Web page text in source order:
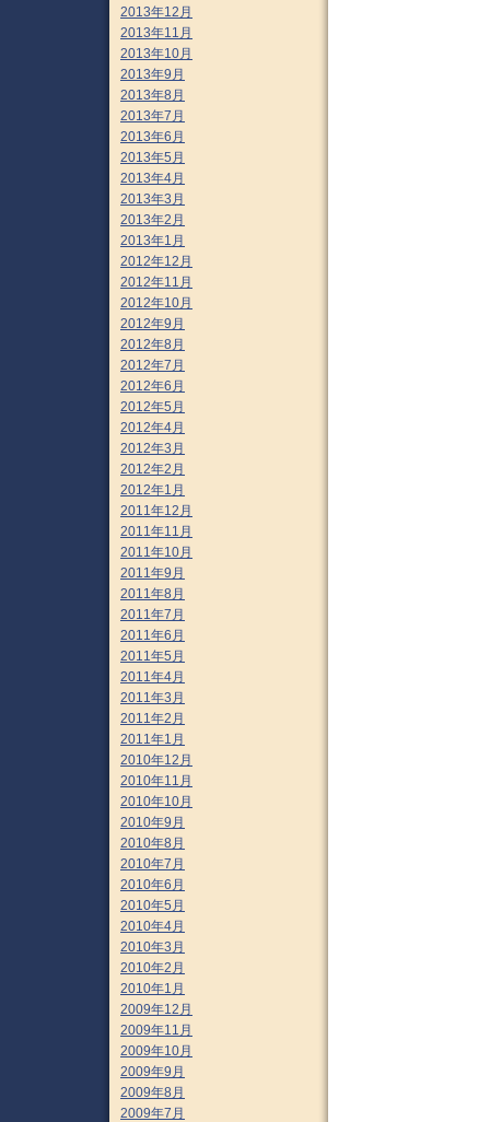
2013年12月
2013年11月
2013年10月
2013年9月
2013年8月
2013年7月
2013年6月
2013年5月
2013年4月
2013年3月
2013年2月
2013年1月
2012年12月
2012年11月
2012年10月
2012年9月
2012年8月
2012年7月
2012年6月
2012年5月
2012年4月
2012年3月
2012年2月
2012年1月
2011年12月
2011年11月
2011年10月
2011年9月
2011年8月
2011年7月
2011年6月
2011年5月
2011年4月
2011年3月
2011年2月
2011年1月
2010年12月
2010年11月
2010年10月
2010年9月
2010年8月
2010年7月
2010年6月
2010年5月
2010年4月
2010年3月
2010年2月
2010年1月
2009年12月
2009年11月
2009年10月
2009年9月
2009年8月
2009年7月